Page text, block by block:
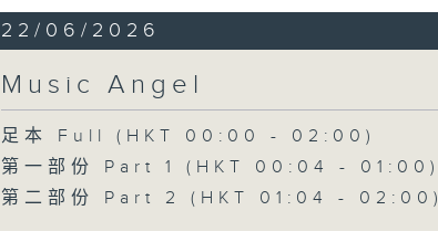
22/06/2026
Music Angel
足本 Full (HKT 00:00 - 02:00)
第一部份 Part 1 (HKT 00:04 - 01:00)
第二部份 Part 2 (HKT 01:04 - 02:00)